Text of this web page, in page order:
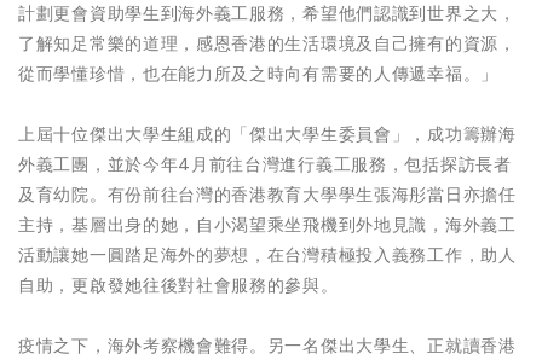
計劃更會資助學生到海外義工服務，希望他們認識到世界之大，
了解知足常樂的道理，感恩香港的生活環境及自己擁有的資源，
從而學懂珍惜，也在能力所及之時向有需要的人傳遞幸福。」
上屆十位傑出大學生組成的「傑出大學生委員會」，成功籌辦海
外義工團，並於今年4月前往台灣進行義工服務，包括探訪長者
及育幼院。有份前往台灣的香港教育大學學生張海彤當日亦擔任
主持，基層出身的她，自小渴望乘坐飛機到外地見識，海外義工
活動讓她一圓踏足海外的夢想，在台灣積極投入義務工作，助人
自助，更啟發她往後對社會服務的參與。
疫情之下，海外考察機會難得。另一名傑出大學生、正就讀香港